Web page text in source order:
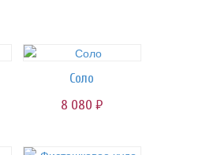
Соло
8 080 руб.